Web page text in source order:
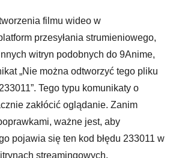
filmu wideo w
przesyłania strumieniowego,
witryn podobnych do 9Anime,
„Nie można odtworzyć tego pliku
Tego typu komunikaty o
zakłócić oglądanie. Zanim
ważne jest, aby
pojawia się ten kod błędu 233011 w
streamingowych.